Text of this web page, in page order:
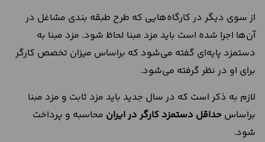
از سوی دیگر در کارگاه‌هایی که طرح طبقه بندی مشاغل در
آن‌ها اجرا شده است باید مزد مبنا لحاظ شود. مزد مبنا به
دستمزد پایه‌ای گفته می‌شود که براساس میزان تخصص کارگر
برای او در نظر گرفته می‌شود.
لازم به ذکر است که در سال جدید باید مزد ثابت و مزد مبنا
براساس حداقل دستمزد کارگر در ایران محاسبه و پرداخت
شود.